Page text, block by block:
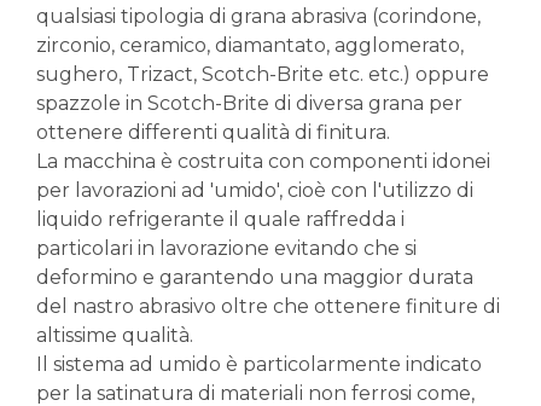
qualsiasi tipologia di grana abrasiva (corindone,
zirconio, ceramico, diamantato, agglomerato,
sughero, Trizact, Scotch-Brite etc. etc.) oppure
spazzole in Scotch-Brite di diversa grana per
ottenere differenti qualità di finitura.
La macchina è costruita con componenti idonei
per lavorazioni ad 'umido', cioè con l'utilizzo di
liquido refrigerante il quale raffredda i
particolari in lavorazione evitando che si
deformino e garantendo una maggior durata
del nastro abrasivo oltre che ottenere finiture di
altissime qualità.
Il sistema ad umido è particolarmente indicato
per la satinatura di materiali non ferrosi come,